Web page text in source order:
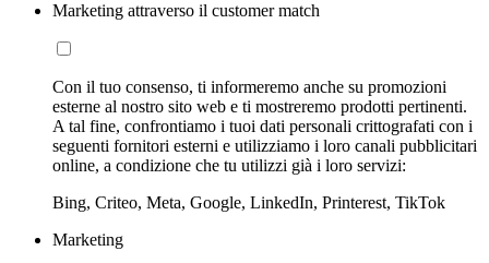
Marketing attraverso il customer match
Con il tuo consenso, ti informeremo anche su promozioni
esterne al nostro sito web e ti mostreremo prodotti pertinenti.
A tal fine, confrontiamo i tuoi dati personali crittografati con i
seguenti fornitori esterni e utilizziamo i loro canali pubblicitari
online, a condizione che tu utilizzi già i loro servizi:
Bing, Criteo, Meta, Google, LinkedIn, Printerest, TikTok
Marketing